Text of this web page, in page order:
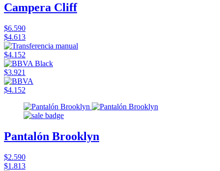
Campera Cliff
$6.590
$4.613
$4.152
$3.921
$4.152
Pantalón Brooklyn
$2.590
$1.813